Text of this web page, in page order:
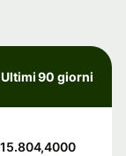
Ultimi 90 giorni
15.804,4000